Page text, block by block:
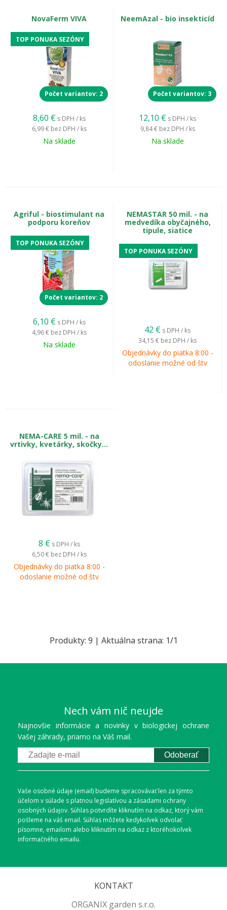
Staršie húsenice siatice oziminovej sú najškodlivejším štádiom,
ktoré cez noc požiera rastliny na úrovni pôdy.
malé, asi0,5 mm dlhé,
sfarbené zvyčajne
bielo. Samičky ich kladú
jednotlivo alebo
v malých skupinkách
priamo na čiastočky
ich samice na spodnú stranu listov alebo na
buriny.
Vajíčka siatice sú biele a kladené jednotlivo alebo v malých
skupinkách, často na spodnú stranu listov burín.
Čo spôsobujú a kedy sú
často vedie k úhynu celej rastliny.
Poškodenie:
Požer nad/pod pôdou:
húsenice v noci poškodzujú stonky
rastlín tesne nad povrchom pôdy a
pod ním (preštikujú ich), alebo
Odumieranie rastlín:
stoniek na úrovni pôdy spôsobuje, že
mladé rastliny vädnú a hynú, čo sa
koreňová zelenina, kapustoviny,
Druhá generácia (hlavná hrozba):
Larvy škodia od druhej polovice
augusta až do jesene. Toto je kritické
obdobie, kedy sú húsenice žravé a
spôsobujú najväčšie škody.
(húsenica) alebo kukla v pôde.
Kukla siatice, v ktorej škodca prezimuje v pôde a čaká na
NovaFerm VIVA
TOP PONUKA SEZÓNY
Počet variantov: 2
8,60 € s DPH / ks
6,99 € bez DPH / ks
Na sklade
NeemAzal - bio insekticíd
Počet variantov: 3
12,10 € s DPH / ks
9,84 € bez DPH / ks
Na sklade
Agriful - biostimulant na
podporu koreňov
TOP PONUKA SEZÓNY
Počet variantov: 2
6,10 € s DPH / ks
4,96 € bez DPH / ks
Na sklade
NEMASTAR 50 mil. - na
medvedíka obyčajného,
tipule, siatice
TOP PONUKA SEZÓNY
42 € s DPH / ks
34,15 € bez DPH / ks
Objednávky do piatka 8:00 -
odoslanie možné od štv
NEMA-CARE 5 mil. - na
vrtivky, kvetárky, skočky...
8 € s DPH / ks
6,50 € bez DPH / ks
Objednávky do piatka 8:00 -
odoslanie možné od štv
Produkty: 9 | Aktuálna strana: 1/1
Nech vám nič neujde
Najnovšie informácie a novinky v biologickej ochrane
Vašej záhrady, priamo na Váš mail.
Odoberať
Vaše osobné údaje (email) budeme spracovávať len za týmto
účelom v súlade s platnou legislatívou a zásadami ochrany
osobných údajov. Súhlas potvrdíte kliknutím na odkaz, ktorý vám
pošleme na váš email. Súhlas môžete kedykoľvek odvolať
písomne, emailom alebo kliknutím na odkaz z ktoréhokoľvek
informačného emailu.
KONTAKT
ORGANIX garden s.r.o.